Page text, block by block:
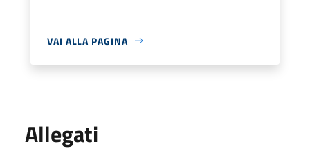
VAI ALLA PAGINA
Allegati